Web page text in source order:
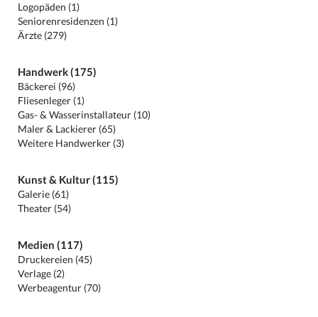
Logopäden (1)
Seniorenresidenzen (1)
Ärzte (279)
Handwerk (175)
Bäckerei (96)
Fliesenleger (1)
Gas- & Wasserinstallateur (10)
Maler & Lackierer (65)
Weitere Handwerker (3)
Kunst & Kultur (115)
Galerie (61)
Theater (54)
Medien (117)
Druckereien (45)
Verlage (2)
Werbeagentur (70)